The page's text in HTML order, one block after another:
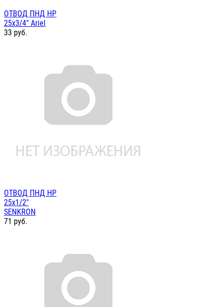
ОТВОД ПНД НР
25х3/4" Ariel
33 руб.
ОТВОД ПНД НР
25х1/2"
SENKRON
71 руб.